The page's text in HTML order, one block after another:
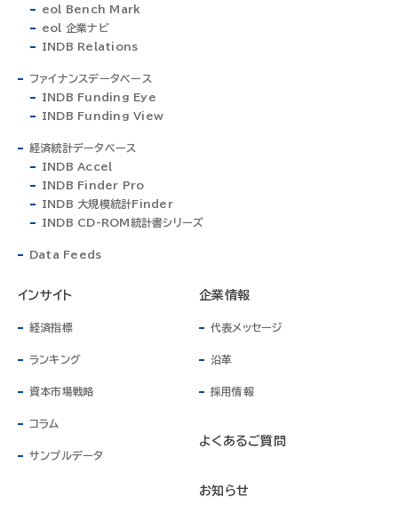
eol Bench Mark
eol 企業ナビ
INDB Relations
ファイナンスデータベース
INDB Funding Eye
INDB Funding View
経済統計データベース
INDB Accel
INDB Finder Pro
INDB 大規模統計Finder
INDB CD-ROM統計書シリーズ
Data Feeds
インサイト
経済指標
ランキング
資本市場戦略
コラム
サンプルデータ
企業情報
代表メッセージ
沿革
採用情報
よくあるご質問
お知らせ